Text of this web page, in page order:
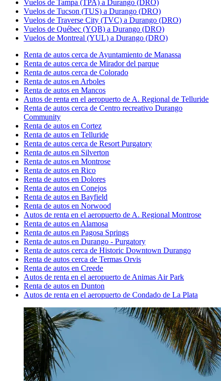
Vuelos de Tampa (TPA) a Durango (DRO)
Vuelos de Tucson (TUS) a Durango (DRO)
Vuelos de Traverse City (TVC) a Durango (DRO)
Vuelos de Québec (YQB) a Durango (DRO)
Vuelos de Montreal (YUL) a Durango (DRO)
Renta de autos cerca de Ayuntamiento de Manassa
Renta de autos cerca de Mirador del parque
Renta de autos cerca de Colorado
Renta de autos en Arboles
Renta de autos en Mancos
Autos de renta en el aeropuerto de A. Regional de Telluride
Renta de autos cerca de Centro recreativo Durango
Community
Renta de autos en Cortez
Renta de autos en Telluride
Renta de autos cerca de Resort Purgatory
Renta de autos en Silverton
Renta de autos en Montrose
Renta de autos en Rico
Renta de autos en Dolores
Renta de autos en Conejos
Renta de autos en Bayfield
Renta de autos en Norwood
Autos de renta en el aeropuerto de A. Regional Montrose
Renta de autos en Alamosa
Renta de autos en Pagosa Springs
Renta de autos en Durango - Purgatory
Renta de autos cerca de Historic Downtown Durango
Renta de autos cerca de Termas Orvis
Renta de autos en Creede
Autos de renta en el aeropuerto de Animas Air Park
Renta de autos en Dunton
Autos de renta en el aeropuerto de Condado de La Plata